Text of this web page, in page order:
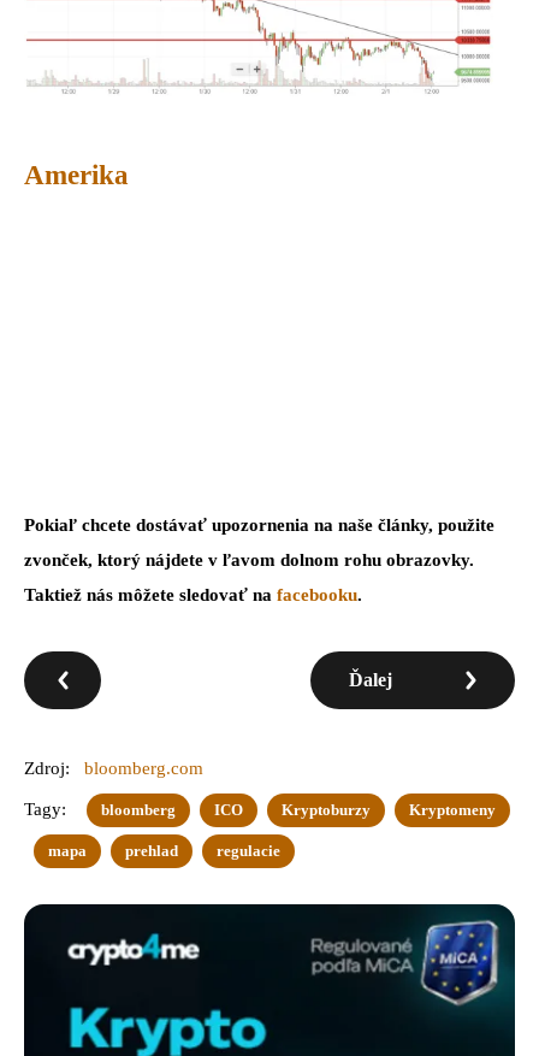
Amerika
Pokiaľ chcete dostávať upozornenia na naše články, použite
zvonček, ktorý nájdete v ľavom dolnom rohu obrazovky.
Taktiež nás môžete sledovať na facebooku.
Ďalej
Zdroj: bloomberg.com
Tagy: bloomberg ICO Kryptoburzy Kryptomeny
mapa prehlad regulacie